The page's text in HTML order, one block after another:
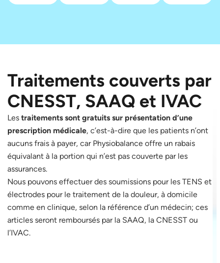
Traitements couverts par
CNESST, SAAQ et IVAC
Les traitements sont gratuits sur présentation d’une
prescription médicale, c’est-à-dire que les patients n’ont
aucuns frais à payer, car Physiobalance offre un rabais
équivalant à la portion qui n’est pas couverte par les
assurances.
Nous pouvons effectuer des soumissions pour les TENS et
électrodes pour le traitement de la douleur, à domicile
comme en clinique, selon la référence d’un médecin; ces
articles seront remboursés par la SAAQ, la CNESST ou
l’IVAC.